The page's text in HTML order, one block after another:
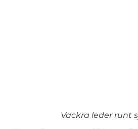
Vackra leder runt